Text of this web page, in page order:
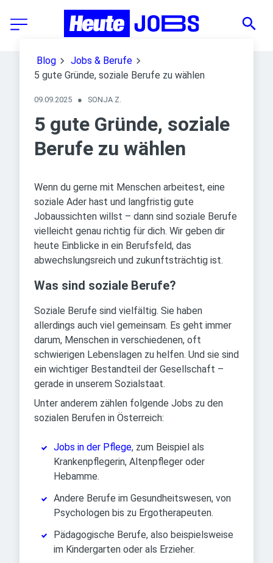
Blog
Jobs & Berufe
5 gute Gründe, soziale Berufe zu wählen
09.09.2025 ● SONJA Z.
5 gute Gründe, soziale
Berufe zu wählen
Wenn du gerne mit Menschen arbeitest, eine
soziale Ader hast und langfristig gute
Jobaussichten willst – dann sind soziale Berufe
vielleicht genau richtig für dich. Wir geben dir
heute Einblicke in ein Berufsfeld, das
abwechslungsreich und zukunftsträchtig ist.
Was sind soziale Berufe?
Soziale Berufe sind vielfältig. Sie haben
allerdings auch viel gemeinsam. Es geht immer
darum, Menschen in verschiedenen, oft
schwierigen Lebenslagen zu helfen. Und sie sind
ein wichtiger Bestandteil der Gesellschaft –
gerade in unserem Sozialstaat.
Unter anderem zählen folgende Jobs zu den
sozialen Berufen in Österreich:
Jobs in der Pflege, zum Beispiel als
Krankenpflegerin, Altenpfleger oder
Hebamme.
Andere Berufe im Gesundheitswesen, von
Psychologen bis zu Ergotherapeuten.
Pädagogische Berufe, also beispielsweise
im Kindergarten oder als Erzieher.